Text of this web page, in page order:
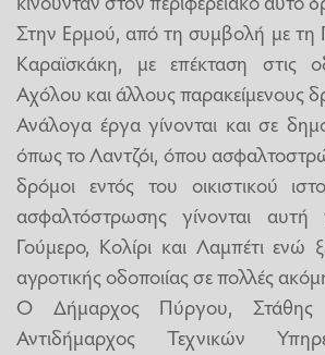
Στην Ερμού, από τη συμβολή με τη
Καραϊσκάκη, με επέκταση στις
Αχόλου και άλλους παρακείμενους
Ανάλογα έργα γίνονται και σε
όπως το Λαντζόι, όπου
δρόμοι εντός του οικιστικού
ασφαλτόστρωσης γίνονται
Γούμερο, Κολίρι και Λαμπέτι ενώ
αγροτικής οδοποιίας σε πολλές
Ο Δήμαρχος Πύργου,
Αντιδήμαρχος Τεχνικών